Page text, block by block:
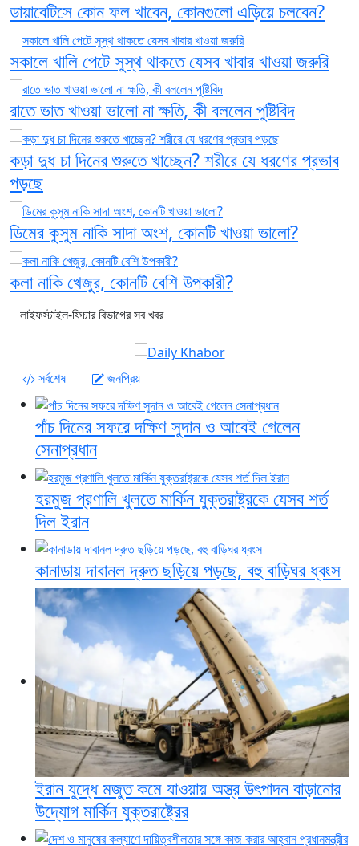
ডায়াবেটিসে কোন ফল খাবেন, কোনগুলো এড়িয়ে চলবেন?
সকালে খালি পেটে সুস্থ থাকতে যেসব খাবার খাওয়া জরুরি
রাতে ভাত খাওয়া ভালো না ক্ষতি, কী বললেন পুষ্টিবিদ
কড়া দুধ চা দিনের শুরুতে খাচ্ছেন? শরীরে যে ধরণের প্রভাব
পড়ছে
ডিমের কুসুম নাকি সাদা অংশ, কোনটি খাওয়া ভালো?
কলা নাকি খেজুর, কোনটি বেশি উপকারী?
লাইফস্টাইল-ফিচার বিভাগের সব খবর
সর্বশেষ জনপ্রিয়
পাঁচ দিনের সফরে দক্ষিণ সুদান ও আবেই গেলেন
সেনাপ্রধান
হরমুজ প্রণালি খুলতে মার্কিন যুক্তরাষ্ট্রকে যেসব শর্ত
দিল ইরান
কানাডায় দাবানল দ্রুত ছড়িয়ে পড়ছে, বহু বাড়িঘর ধ্বংস
ইরান যুদ্ধে মজুত কমে যাওয়ায় অস্ত্র উৎপাদন বাড়ানোর
উদ্যোগ মার্কিন যুক্তরাষ্ট্রের